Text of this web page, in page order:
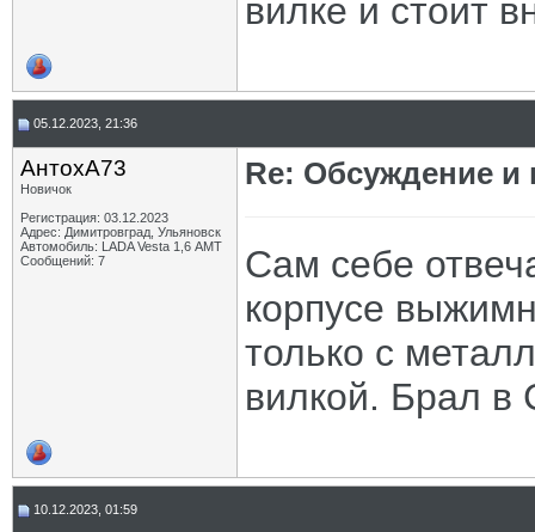
вилке и стоит
05.12.2023, 21:36
АнтохА73
Новичок
Регистрация: 03.12.2023
Адрес: Димитровград, Ульяновск
Автомобиль: LADA Vesta 1,6 АМТ
Сообщений: 7
Re: Обсуждение
Сам себе
корпусе
только с
вилкой. Брал в
10.12.2023, 01:59